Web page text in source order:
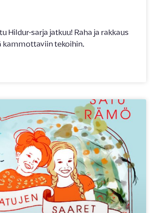
Hildur-sarja jatkuu! Raha ja rakkaus
kammottaviin tekoihin.